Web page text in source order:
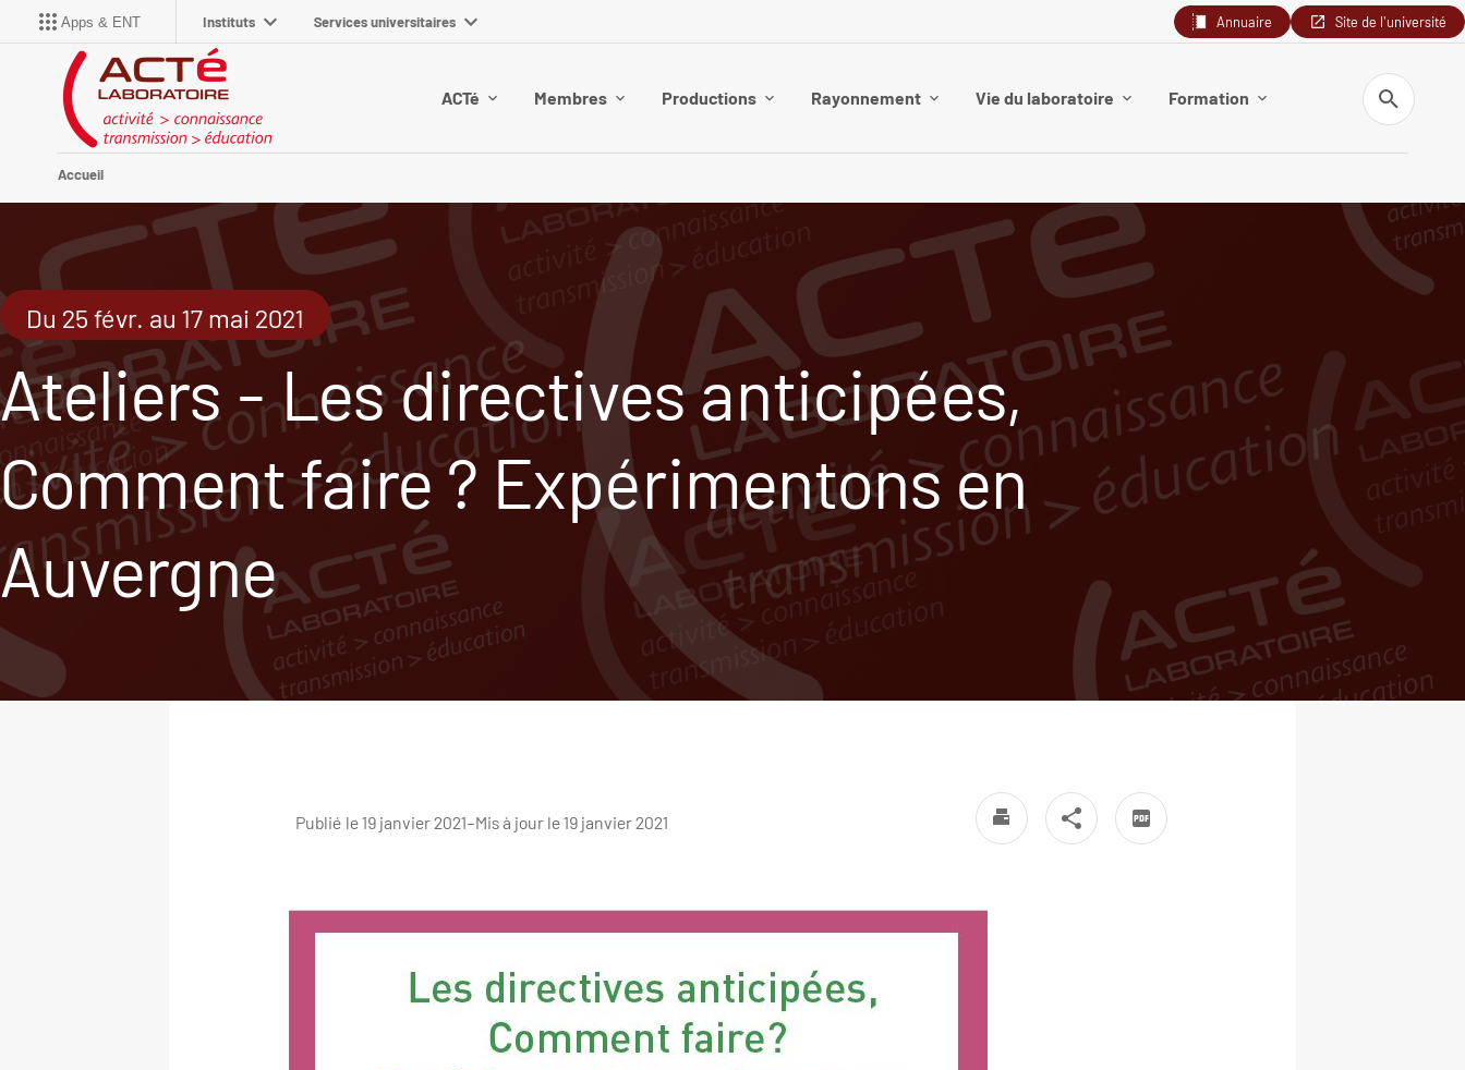
Apps & ENT Instituts Services universitaires Annuaire Site de l'université
ACTé Membres Productions Rayonnement Vie du laboratoire Formation
Recherche
Accueil
Du 25 févr. au 17 mai 2021
Ateliers - Les directives anticipées,
Comment faire ? Expérimentons en
Auvergne
Publié le 19 janvier 2021–Mis à jour le 19 janvier 2021